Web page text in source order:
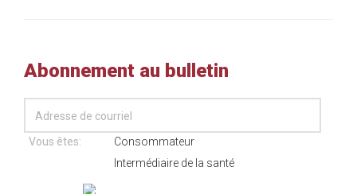
Abonnement au bulletin
Vous êtes:
Consommateur
Intermédiaire de la santé